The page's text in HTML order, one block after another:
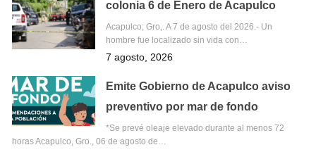
colonia 6 de Enero de Acapulco
Acapulco; Gro,. A 7 de agosto del 2026.- Un
hombre fue localizado sin vida con…
7 agosto, 2026
Emite Gobierno de Acapulco aviso
preventivo por mar de fondo
*Se prevé oleaje elevado durante al menos 72
horas Acapulco, Gro., 06 de agosto de…